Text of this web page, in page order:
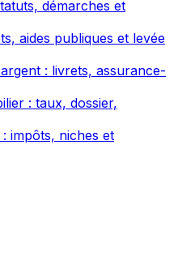
démarches et
aides publiques et levée
: livrets, assurance-
: taux, dossier,
impôts, niches et